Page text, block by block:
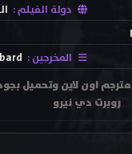
دولة الفيلم :
المخرجين :
روبرت دي نيرو